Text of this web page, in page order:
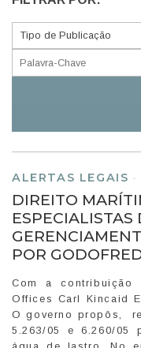
ALERTAS LEGAIS -
DIREITO
ESPECIALISTAS
POR
Com a contribuição
Offices Carl Kincaid
O governo propôs,
5.263/05 e 6.260/05